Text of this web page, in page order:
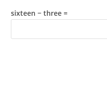
sixteen − three =